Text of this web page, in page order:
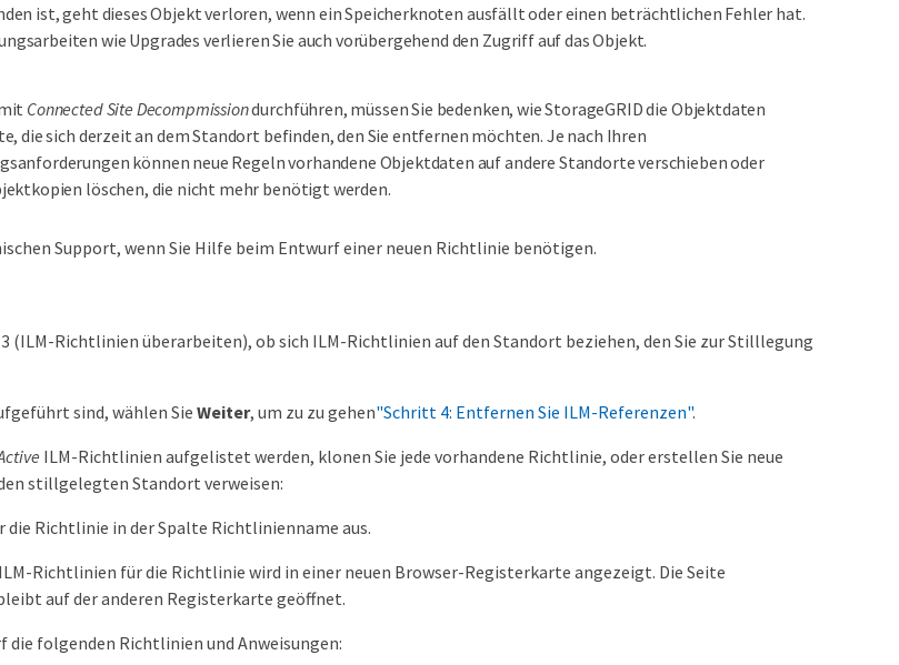
ist, geht dieses Objekt verloren, wenn ein Speicherknoten ausfällt oder einen beträchtlichen Fehler hat.
wie Upgrades verlieren Sie auch vorübergehend den Zugriff auf das Objekt.
Connected Site Decompmissiondurchführen, müssen Sie bedenken, wie StorageGRID die Objektdaten
die sich derzeit an dem Standort befinden, den Sie entfernen möchten. Je nach Ihren
können neue Regeln vorhandene Objektdaten auf andere Standorte verschieben oder
löschen, die nicht mehr benötigt werden.
Support, wenn Sie Hilfe beim Entwurf einer neuen Richtlinie benötigen.
(ILM-Richtlinien überarbeiten), ob sich ILM-Richtlinien auf den Standort beziehen, den Sie zur Stilllegung
sind, wählen Sie Weiter, um zu zu gehen"Schritt 4: Entfernen Sie ILM-Referenzen".
ILM-Richtlinien aufgelistet werden, klonen Sie jede vorhandene Richtlinie, oder erstellen Sie neue
stillgelegten Standort verweisen:
die Richtlinie in der Spalte Richtlinienname aus.
Richtlinien für die Richtlinie wird in einer neuen Browser-Registerkarte angezeigt. Die Seite
auf der anderen Registerkarte geöffnet.
die folgenden Richtlinien und Anweisungen: